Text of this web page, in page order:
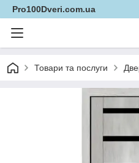
Pro100Dveri.com.ua
Товари та послуги